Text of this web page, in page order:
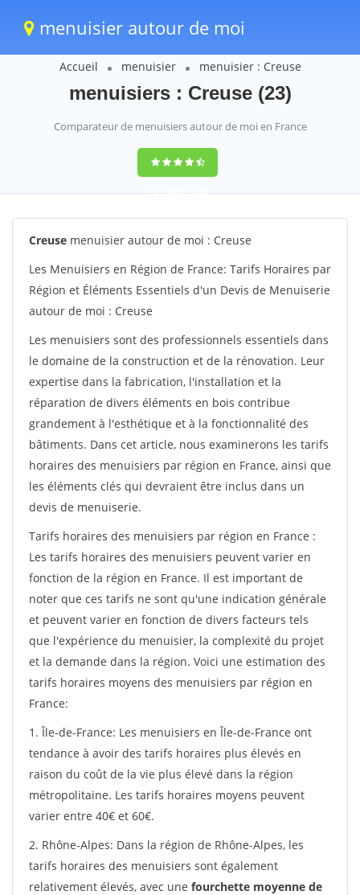
menuisier autour de moi
Accueil menuisier menuisier : Creuse
menuisiers : Creuse (23)
Comparateur de menuisiers autour de moi en France
9,6(100%)1388
votes
Creuse menuisier autour de moi : Creuse
Les Menuisiers en Région de France: Tarifs Horaires par
Région et Éléments Essentiels d'un Devis de Menuiserie
autour de moi : Creuse
Les menuisiers sont des professionnels essentiels dans
le domaine de la construction et de la rénovation. Leur
expertise dans la fabrication, l'installation et la
réparation de divers éléments en bois contribue
grandement à l'esthétique et à la fonctionnalité des
bâtiments. Dans cet article, nous examinerons les tarifs
horaires des menuisiers par région en France, ainsi que
les éléments clés qui devraient être inclus dans un
devis de menuiserie.
Tarifs horaires des menuisiers par région en France :
Les tarifs horaires des menuisiers peuvent varier en
fonction de la région en France. Il est important de
noter que ces tarifs ne sont qu'une indication générale
et peuvent varier en fonction de divers facteurs tels
que l'expérience du menuisier, la complexité du projet
et la demande dans la région. Voici une estimation des
tarifs horaires moyens des menuisiers par région en
France:
1. Île-de-France: Les menuisiers en Île-de-France ont
tendance à avoir des tarifs horaires plus élevés en
raison du coût de la vie plus élevé dans la région
métropolitaine. Les tarifs horaires moyens peuvent
varier entre 40€ et 60€.
2. Rhône-Alpes: Dans la région de Rhône-Alpes, les
tarifs horaires des menuisiers sont également
relativement élevés, avec une fourchette moyenne de